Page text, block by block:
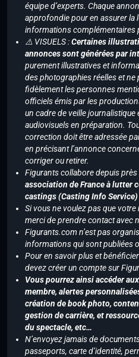
équipe d’experts. Chaque
approfondie pour en assurer la
informations complémentaires
⚠️ VISUELS :Certaines
annonces sont générées par
purement illustratives et
des photographies réelles et
fidèlement les personnes
officiels émis par les
un cadre de veille
audiovisuels en préparation.
correction doit être adressée
en précisant l’annonce
corriger ou retirer.
Figurants collabore depuis
association de France à lutter
castings (Casting Info Service)
Si vous ne voulez pas que
merci de prendre contact avec
Figurants.com n’est pas
informations qui sont publiées
Pour en savoir plus et bénéficier
devez créer un compte sur
Vous pourrez ainsi accéder
membre, alertes
création de book photo,
gestion de carrière, et
du spectacle, etc…
N’envoyez jamais de
passeports, carte d’identité,